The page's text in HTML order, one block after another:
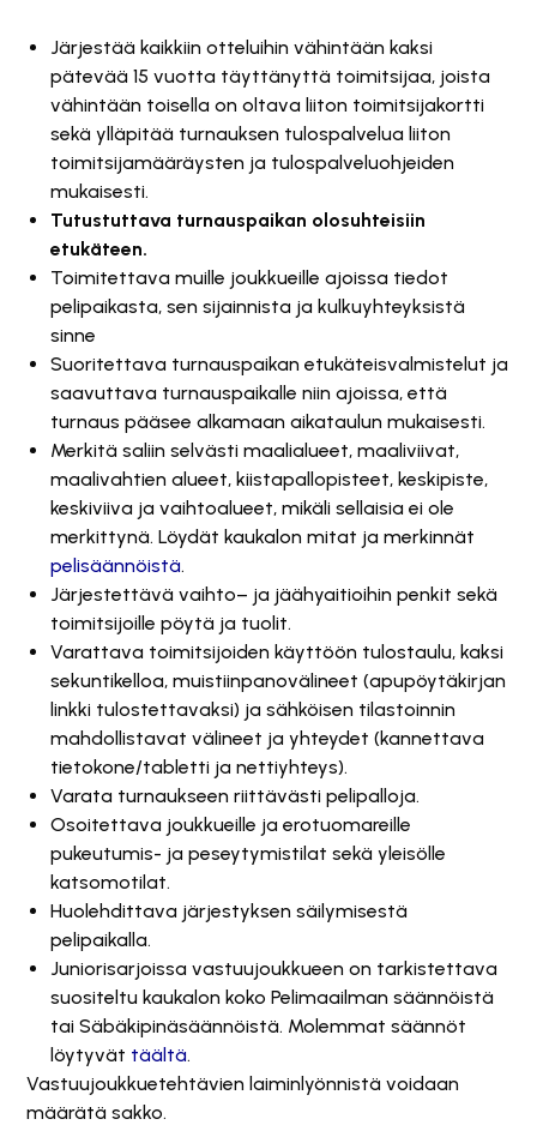
Järjestää kaikkiin otteluihin vähintään kaksi
pätevää 15 vuotta täyttänyttä toimitsijaa, joista
vähintään toisella on oltava liiton toimitsijakortti
sekä ylläpitää turnauksen tulospalvelua liiton
toimitsijamääräysten ja tulospalveluohjeiden
mukaisesti.
Tutustuttava turnauspaikan olosuhteisiin
etukäteen.
Toimitettava muille joukkueille ajoissa tiedot
pelipaikasta, sen sijainnista ja kulkuyhteyksistä
sinne
Suoritettava turnauspaikan etukäteisvalmistelut ja
saavuttava turnauspaikalle niin ajoissa, että
turnaus pääsee alkamaan aikataulun mukaisesti.
Merkitä saliin selvästi maalialueet, maaliviivat,
maalivahtien alueet, kiistapallopisteet, keskipiste,
keskiviiva ja vaihtoalueet, mikäli sellaisia ei ole
merkittynä. Löydät kaukalon mitat ja merkinnät
pelisäännöistä.
Järjestettävä vaihto– ja jäähyaitioihin penkit sekä
toimitsijoille pöytä ja tuolit.
Varattava toimitsijoiden käyttöön tulostaulu, kaksi
sekuntikelloa, muistiinpanovälineet (apupöytäkirjan
linkki tulostettavaksi) ja sähköisen tilastoinnin
mahdollistavat välineet ja yhteydet (kannettava
tietokone/tabletti ja nettiyhteys).
Varata turnaukseen riittävästi pelipalloja.
Osoitettava joukkueille ja erotuomareille
pukeutumis- ja peseytymistilat sekä yleisölle
katsomotilat.
Huolehdittava järjestyksen säilymisestä
pelipaikalla.
Juniorisarjoissa vastuujoukkueen on tarkistettava
suositeltu kaukalon koko Pelimaailman säännöistä
tai Säbäkipinäsäännöistä. Molemmat säännöt
löytyvät täältä.
Vastuujoukkuetehtävien laiminlyönnistä voidaan
määrätä sakko.